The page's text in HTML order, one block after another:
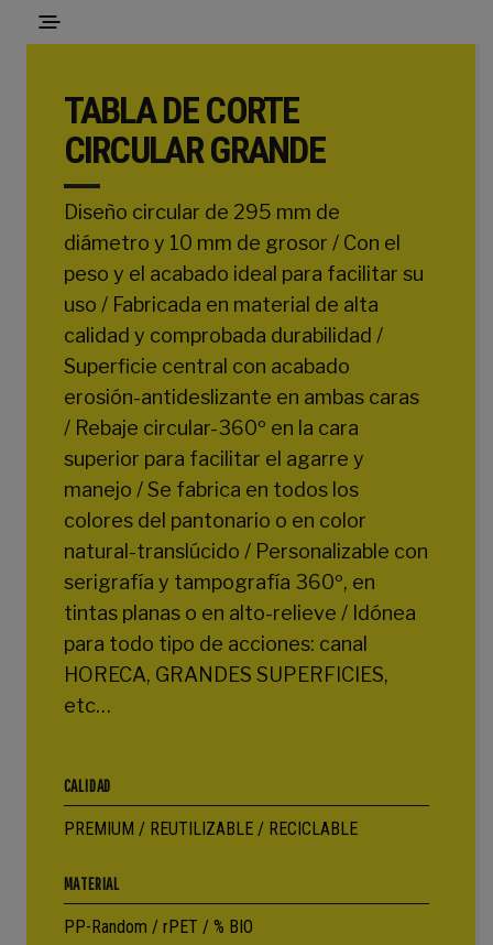
TABLA DE CORTE
CIRCULAR GRANDE
Diseño circular de 295 mm de
diámetro y 10 mm de grosor / Con el
peso y el acabado ideal para facilitar su
uso / Fabricada en material de alta
calidad y comprobada durabilidad /
Superficie central con acabado
erosión-antideslizante en ambas caras
/ Rebaje circular-360º en la cara
superior para facilitar el agarre y
manejo / Se fabrica en todos los
colores del pantonario o en color
natural-translúcido / Personalizable con
serigrafía y tampografía 360º, en
tintas planas o en alto-relieve / Idónea
para todo tipo de acciones: canal
HORECA, GRANDES SUPERFICIES,
etc…
CALIDAD
PREMIUM / REUTILIZABLE / RECICLABLE
MATERIAL
PP-Random / rPET / % BIO